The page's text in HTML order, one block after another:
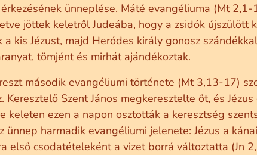
ünneplése. Máté evangéliuma (Mt
jöttek keletről Judeába, hogy a zsidók újszülött
a kis Jézust, majd Heródes király gonosz
tömjént és mirhát ajándékoztak.
második evangéliumi története (Mt 3,13-17)
Keresztelő Szent János megkeresztelte őt, és
keleten ezen a napon osztották a keresztség
ünnep harmadik evangéliumi jelenete: Jézus a
első csodatételeként a vizet borrá változtatta (Jn